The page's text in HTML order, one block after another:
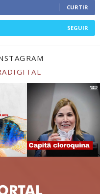
CURTIR
SEGUIR